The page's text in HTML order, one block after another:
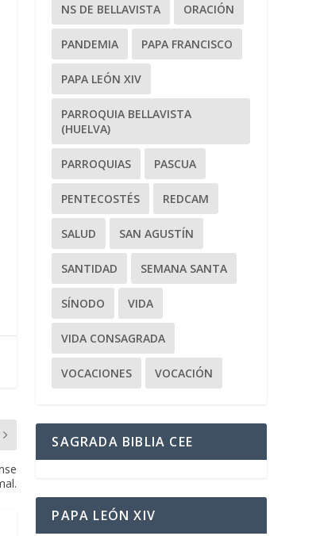
NS DE BELLAVISTA ORACIÓN
PANDEMIA PAPA FRANCISCO
PAPA LEÓN XIV
PARROQUIA BELLAVISTA
(HUELVA)
PARROQUIAS PASCUA
PENTECOSTÉS REDCAM
SALUD SAN AGUSTÍN
SANTIDAD SEMANA SANTA
SÍNODO VIDA
VIDA CONSAGRADA
VOCACIONES VOCACIÓN
SAGRADA BIBLIA CEE
PAPA LEÓN XIV